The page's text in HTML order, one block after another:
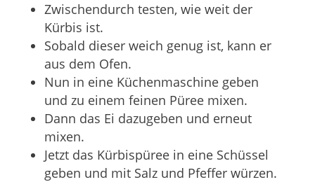
Zwischendurch testen, wie weit der
Kürbis ist.
Sobald dieser weich genug ist, kann er
aus dem Ofen.
Nun in eine Küchenmaschine geben
und zu einem feinen Püree mixen.
Dann das Ei dazugeben und erneut
mixen.
Jetzt das Kürbispüree in eine Schüssel
geben und mit Salz und Pfeffer würzen.